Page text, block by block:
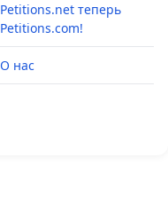
Petitions.net теперь
Petitions.com!
О нас